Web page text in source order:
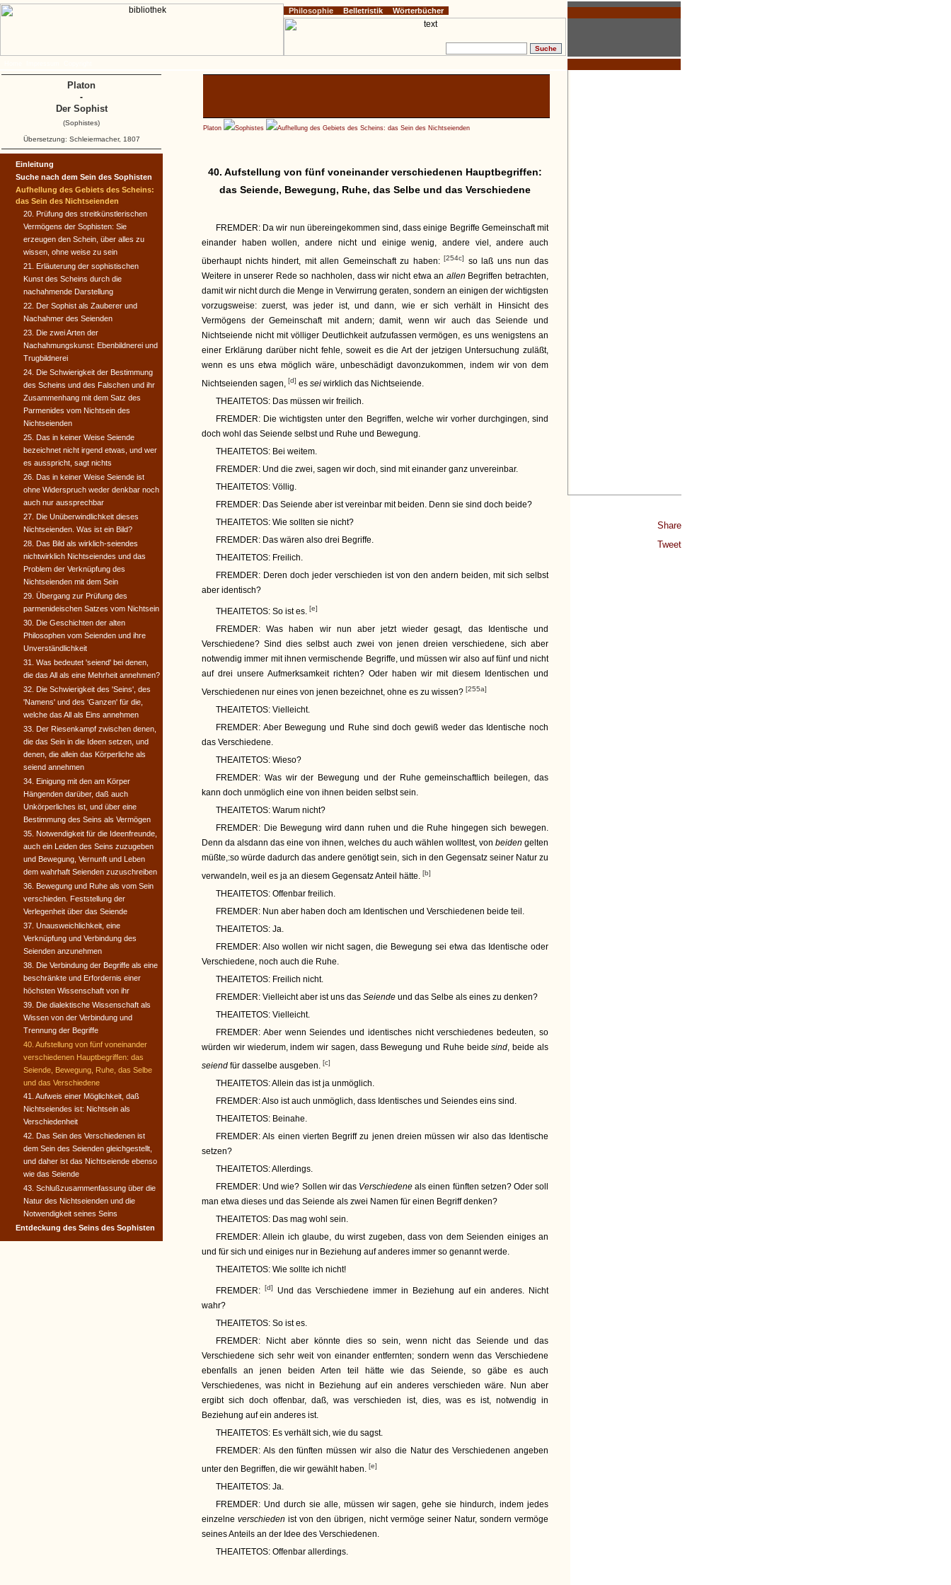
Share
Tweet
Platon Sophistes Aufhellung des Gebiets des Scheins: das Sein des Nichtseienden
40. Aufstellung von fünf voneinander verschiedenen Hauptbegriffen:
das Seiende, Bewegung, Ruhe, das Selbe und das Verschiedene
FREMDER: Da wir nun übereingekommen sind, dass einige Begriffe Gemeinschaft mit
einander haben wollen, andere nicht und einige wenig, andere viel, andere auch
überhaupt nichts hindert, mit allen Gemeinschaft zu haben:[254c]
so laß uns nun das
Weitere in unserer Rede so nachholen, dass wir nicht etwa an allen Begriffen betrachten,
damit wir nicht durch die Menge in Verwirrung geraten, sondern an einigen der wichtigsten
vorzugsweise: zuerst, was jeder ist, und dann, wie er sich verhält in Hinsicht des
Vermögens der Gemeinschaft mit andern; damit, wenn wir auch das Seiende und
Nichtseiende nicht mit völliger Deutlichkeit aufzufassen vermögen, es uns wenigstens an
einer Erklärung darüber nicht fehle, soweit es die Art der jetzigen Untersuchung zuläßt,
wenn es uns etwa möglich wäre, unbeschädigt davonzukommen, indem wir von dem
Nichtseienden sagen, [d] es sei wirklich das Nichtseiende.
THEAITETOS: Das müssen wir freilich.
FREMDER: Die wichtigsten unter den Begriffen, welche wir vorher durchgingen, sind
doch wohl das Seiende selbst und Ruhe und Bewegung.
THEAITETOS: Bei weitem.
FREMDER: Und die zwei, sagen wir doch, sind mit einander ganz unvereinbar.
THEAITETOS: Völlig.
FREMDER: Das Seiende aber ist vereinbar mit beiden. Denn sie sind doch beide?
THEAITETOS: Wie sollten sie nicht?
FREMDER: Das wären also drei Begriffe.
THEAITETOS: Freilich.
FREMDER: Deren doch jeder verschieden ist von den andern beiden, mit sich selbst
aber identisch?
THEAITETOS: So ist es. [e]
FREMDER: Was haben wir nun aber jetzt wieder gesagt, das Identische und
Verschiedene? Sind dies selbst auch zwei von jenen dreien verschiedene, sich aber
notwendig immer mit ihnen vermischende Begriffe, und müssen wir also auf fünf und nicht
auf drei unsere Aufmerksamkeit richten? Oder haben wir mit diesem Identischen und
Verschiedenen nur eines von jenen bezeichnet, ohne es zu wissen? [255a]
THEAITETOS: Vielleicht.
FREMDER: Aber Bewegung und Ruhe sind doch gewiß weder das Identische noch
das Verschiedene.
THEAITETOS: Wieso?
FREMDER: Was wir der Bewegung und der Ruhe gemeinschaftlich beilegen, das
kann doch unmöglich eine von ihnen beiden selbst sein.
THEAITETOS: Warum nicht?
FREMDER: Die Bewegung wird dann ruhen und die Ruhe hingegen sich bewegen.
Denn da alsdann das eine von ihnen, welches du auch wählen wolltest, von beiden gelten
müßte,:so würde dadurch das andere genötigt sein, sich in den Gegensatz seiner Natur zu
verwandeln, weil es ja an diesem Gegensatz Anteil hätte. [b]
THEAITETOS: Offenbar freilich.
FREMDER: Nun aber haben doch am Identischen und Verschiedenen beide teil.
THEAITETOS: Ja.
FREMDER: Also wollen wir nicht sagen, die Bewegung sei etwa das Identische oder
Verschiedene, noch auch die Ruhe.
THEAITETOS: Freilich nicht.
FREMDER: Vielleicht aber ist uns das Seiende und das Selbe als eines zu denken?
THEAITETOS: Vielleicht.
FREMDER: Aber wenn Seiendes und identisches nicht verschiedenes bedeuten, so
würden wir wiederum, indem wir sagen, dass Bewegung und Ruhe beidesind, beide als
seiend für dasselbe ausgeben. [c]
THEAITETOS:Allein das ist ja unmöglich.
FREMDER:Also ist auch unmöglich, dass Identisches und Seiendes eins sind.
THEAITETOS: Beinahe.
FREMDER: Als einen vierten Begriff zu jenen dreien müssen wir also das Identische
setzen?
THEAITETOS:Allerdings.
FREMDER: Und wie? Sollen wir das Verschiedeneals einen fünften setzen? Oder soll
man etwa dieses und das Seiende als zwei Namen für einen Begriff denken?
THEAITETOS: Das mag wohl sein.
FREMDER: Allein ich glaube, du wirst zugeben, dass von dem Seienden einiges an
und für sich und einiges nur in Beziehung auf anderes immer so genannt werde.
THEAITETOS: Wie sollte ich nicht!
FREMDER: [d]
Und das Verschiedene immer in Beziehung auf ein anderes. Nicht
wahr?
THEAITETOS: So ist es.
FREMDER: Nicht aber könnte dies so sein, wenn nicht das Seiende und das
Verschiedene sich sehr weit von einander entfernten; sondern wenn das Verschiedene
ebenfalls an jenen beiden Arten teil hätte wie das Seiende, so gäbe es auch
Verschiedenes, was nicht in Beziehung auf ein anderes verschieden wäre. Nun aber
ergibt sich doch offenbar, daß, was verschieden ist, dies, was es ist, notwendig in
Beziehung auf ein anderes ist.
THEAITETOS: Es verhält sich, wie du sagst.
FREMDER: Als den fünften müssen wir also die Natur des Verschiedenen angeben
unter den Begriffen, die wir gewählt haben. [e]
THEAITETOS: Ja.
FREMDER: Und durch sie alle, müssen wir sagen, gehe sie hindurch, indem jedes
einzelneverschiedenist von den übrigen, nicht vermöge seiner Natur, sondern vermöge
seines Anteils an der Idee des Verschiedenen.
THEAITETOS: Offenbar allerdings.
Einleitung
Suche nach dem Sein des Sophisten
Aufhellung des Gebiets des Scheins:
das Sein des Nichtseienden
20. Prüfung des streitkünstlerischen
Vermögens der Sophisten: Sie
erzeugen den Schein, über alles zu
wissen, ohne weise zu sein
21. Erläuterung der sophistischen
Kunst des Scheins durch die
nachahmende Darstellung
22. Der Sophist als Zauberer und
Nachahmer des Seienden
23. Die zwei Arten der
Nachahmungskunst: Ebenbildnerei und
Trugbildnerei
24. Die Schwierigkeit der Bestimmung
des Scheins und des Falschen und ihr
Zusammenhang mit dem Satz des
Parmenides vom Nichtsein des
Nichtseienden
25. Das in keiner Weise Seiende
bezeichnet nicht irgend etwas, und wer
es ausspricht, sagt nichts
26. Das in keiner Weise Seiende ist
ohne Widerspruch weder denkbar noch
auch nur aussprechbar
27. Die Unüberwindlichkeit dieses
Nichtseienden. Was ist ein Bild?
28. Das Bild als wirklich-seiendes
nichtwirklich Nichtseiendes und das
Problem der Verknüpfung des
Nichtseienden mit dem Sein
29. Übergang zur Prüfung des
parmenideischen Satzes vom Nichtsein
30. Die Geschichten der alten
Philosophen vom Seienden und ihre
Unverständlichkeit
31. Was bedeutet 'seiend' bei denen,
die das All als eine Mehrheit annehmen?
32. Die Schwierigkeit des 'Seins', des
'Namens' und des 'Ganzen' für die,
welche das All als Eins annehmen
33. Der Riesenkampf zwischen denen,
die das Sein in die Ideen setzen, und
denen, die allein das Körperliche als
seiend annehmen
34. Einigung mit den am Körper
Hängenden darüber, daß auch
Unkörperliches ist, und über eine
Bestimmung des Seins als Vermögen
35. Notwendigkeit für die Ideenfreunde,
auch ein Leiden des Seins zuzugeben
und Bewegung, Vernunft und Leben
dem wahrhaft Seienden zuzuschreiben
36. Bewegung und Ruhe als vom Sein
verschieden. Feststellung der
Verlegenheit über das Seiende
37. Unausweichlichkeit, eine
Verknüpfung und Verbindung des
Seienden anzunehmen
38. Die Verbindung der Begriffe als eine
beschränkte und Erfordernis einer
höchsten Wissenschaft von ihr
39. Die dialektische Wissenschaft als
Wissen von der Verbindung und
Trennung der Begriffe
40. Aufstellung von fünf voneinander
verschiedenen Hauptbegriffen: das
Seiende, Bewegung, Ruhe, das Selbe
und das Verschiedene
41. Aufweis einer Möglichkeit, daß
Nichtseiendes ist: Nichtsein als
Verschiedenheit
42. Das Sein des Verschiedenen ist
dem Sein des Seienden gleichgestellt,
und daher ist das Nichtseiende ebenso
wie das Seiende
43. Schlußzusammenfassung über die
Natur des Nichtseienden und die
Notwendigkeit seines Seins
Entdeckung des Seins des Sophisten
Philosophie Belletristik Wörterbücher
Platon
-
Der Sophist
(Sophistes)
Übersetzung: Schleiermacher, 1807